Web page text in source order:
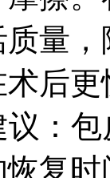
量
更
包
复